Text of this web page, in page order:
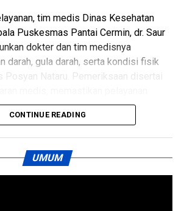
0 Facebook 0
tim medis Dinas Kesehatan
Puskesmas Pantai Cermin, dr. Saur
dokter dan tim medisnya
darah, gula darah, serta kondisi fisik
Posyan Nataru. Pemeriksaan disertai
bagian dari dukungan Operasi
Harijanto, petugas memasang dua unit
di sekitar Posyan di kiri dan kanan.
CONTINUE READING
UMUM